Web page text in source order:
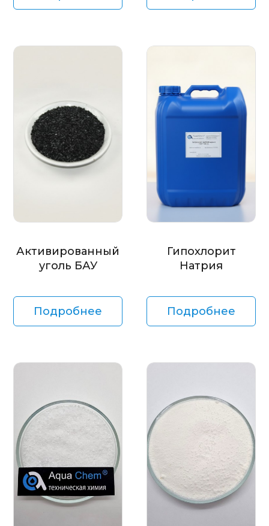
Активированный
уголь БАУ
Подробнее
Гипохлорит
Натрия
Подробнее